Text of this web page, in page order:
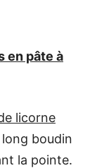
en pâte à
licorne
boudin
la pointe.